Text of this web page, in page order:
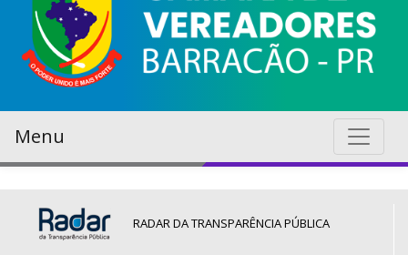
Menu
RADAR DA TRANSPARÊNCIA PÚBLICA